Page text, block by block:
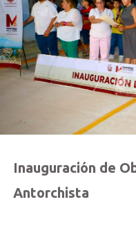
Inauguración de
Antorchista